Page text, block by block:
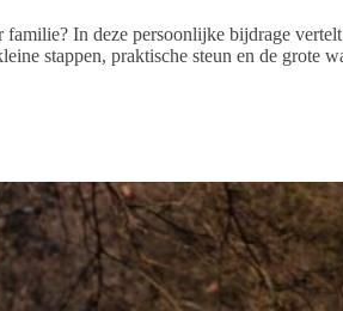
In deze persoonlijke bijdrage vertelt
stappen, praktische steun en de grote